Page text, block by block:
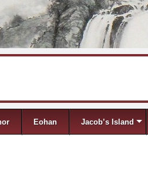
Eohan Jacob’s Island